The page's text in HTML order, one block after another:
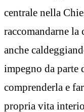
centrale nella
raccomandarne la
anche
impegno da parte
comprenderla e
propria vita